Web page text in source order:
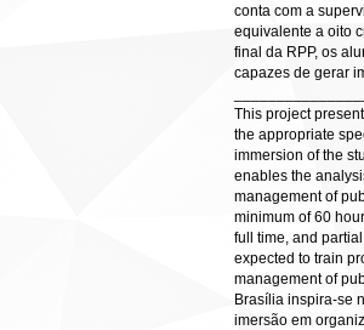
conta com a
equivalente a oito
final da RPP, os
capazes de gerar
This project
the appropriate
immersion of the
enables the
management of
minimum of 60
full time, and
expected to train
management of
Brasília inspira-se
imersão em